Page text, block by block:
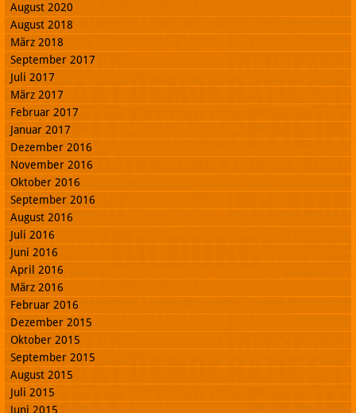
August 2020
August 2018
März 2018
September 2017
Juli 2017
März 2017
Februar 2017
Januar 2017
Dezember 2016
November 2016
Oktober 2016
September 2016
August 2016
Juli 2016
Juni 2016
April 2016
März 2016
Februar 2016
Dezember 2015
Oktober 2015
September 2015
August 2015
Juli 2015
Juni 2015